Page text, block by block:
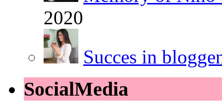
2020
Succes in
SocialMedia